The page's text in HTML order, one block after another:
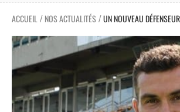
ACCUEIL / NOS ACTUALITÉS /UN NOUVEAU